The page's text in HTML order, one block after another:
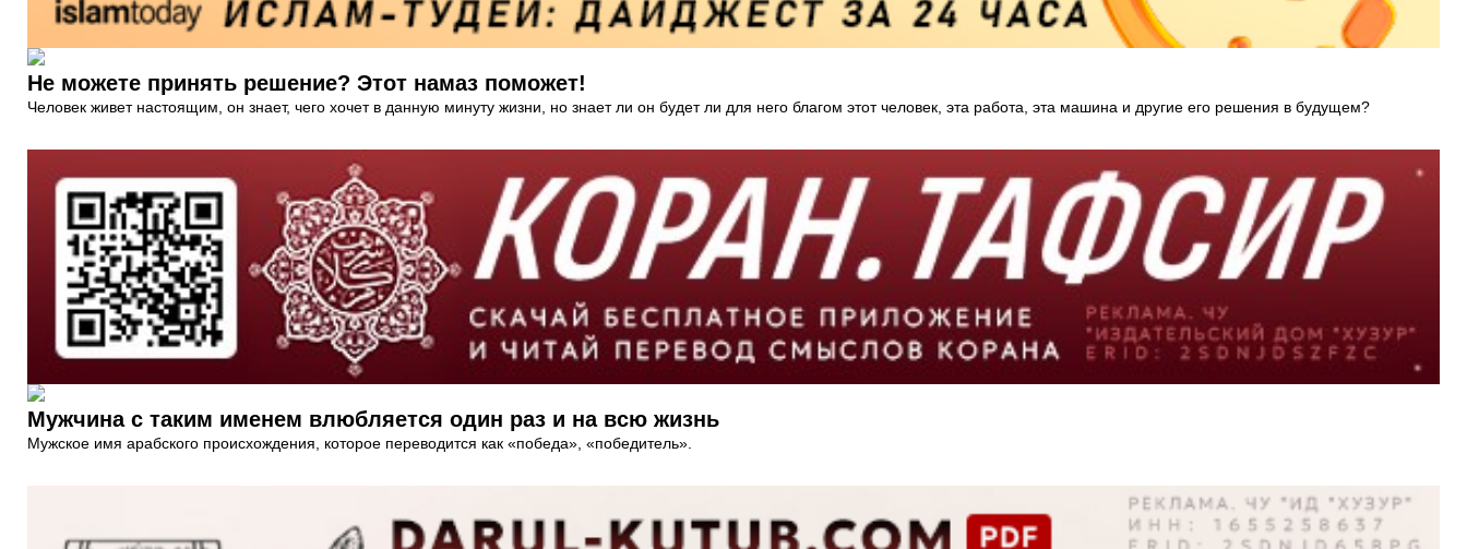
Не можете принять решение? Этот намаз поможет!
Человек живет настоящим, он знает, чего хочет в данную минуту жизни, но знает ли он будет ли для него благом этот человек, эта работа, эта машина и другие его решения в будущем?
Мужчина с таким именем влюбляется один раз и на всю жизнь
Мужское имя арабского происхождения, которое переводится как «победа», «победитель».